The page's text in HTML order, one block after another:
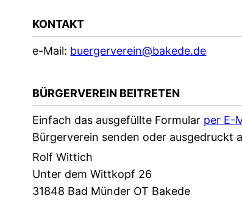
KONTAKT
e-Mail: buergerverein@bakede.de
BÜRGERVEREIN BEITRETEN
Einfach das ausgefüllte Formular per E-
Bürgerverein senden oder ausgedruckt
Rolf Wittich
Unter dem Wittkopf 26
31848 Bad Münder OT Bakede